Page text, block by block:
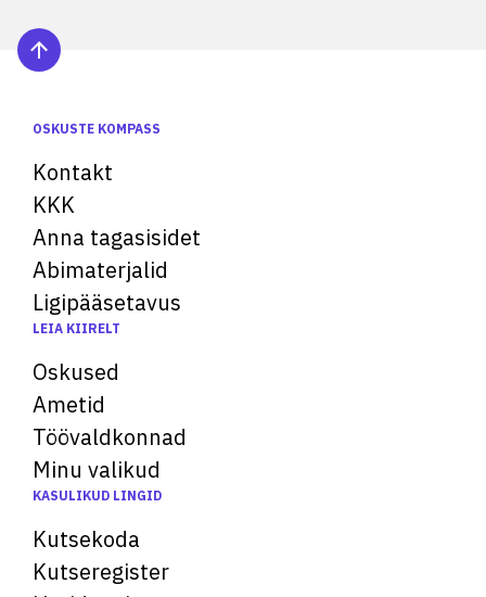
OSKUSTE KOMPASS
Kontakt
KKK
Anna tagasisidet
Abimaterjalid
Ligipääsetavus
LEIA KIIRELT
Oskused
Ametid
Töövaldkonnad
Minu valikud
KASULIKUD LINGID
Kutsekoda
Kutseregister